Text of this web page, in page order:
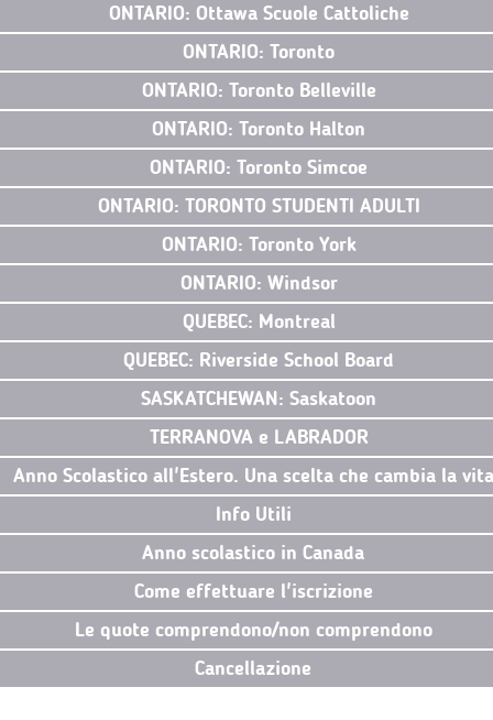
ONTARIO: Ottawa Scuole Cattoliche
ONTARIO: Toronto
ONTARIO: Toronto Belleville
ONTARIO: Toronto Halton
ONTARIO: Toronto Simcoe
ONTARIO: TORONTO STUDENTI ADULTI
ONTARIO: Toronto York
ONTARIO: Windsor
QUEBEC: Montreal
QUEBEC: Riverside School Board
SASKATCHEWAN: Saskatoon
TERRANOVA e LABRADOR
Anno Scolastico all'Estero. Una scelta che cambia la vita
Info Utili
Anno scolastico in Canada
Come effettuare l'iscrizione
Le quote comprendono/non comprendono
Cancellazione